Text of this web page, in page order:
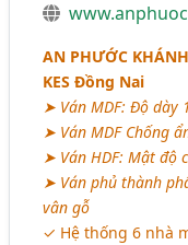
AN PHƯỚC KHÁNH
KES Đồng Nai
➤ Ván MDF: Độ dày
➤ Ván MDF Chống
➤ Ván HDF: Mật độ
➤ Ván phủ thành
vân gỗ
✓ Hệ thống 6 nhà